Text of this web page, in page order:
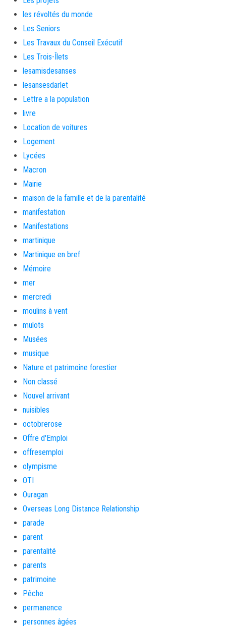
les révoltés du monde
Les Seniors
Les Travaux du Conseil Exécutif
Les Trois-Îlets
lesamisdesanses
lesansesdarlet
Lettre a la population
livre
Location de voitures
Logement
Lycées
Macron
Mairie
maison de la famille et de la parentalité
manifestation
Manifestations
martinique
Martinique en bref
Mémoire
mer
mercredi
moulins à vent
mulots
Musées
musique
Nature et patrimoine forestier
Non classé
Nouvel arrivant
nuisibles
octobrerose
Offre d'Emploi
offresemploi
olympisme
OTI
Ouragan
Overseas Long Distance Relationship
parade
parent
parentalité
parents
patrimoine
Pêche
permanence
personnes âgées